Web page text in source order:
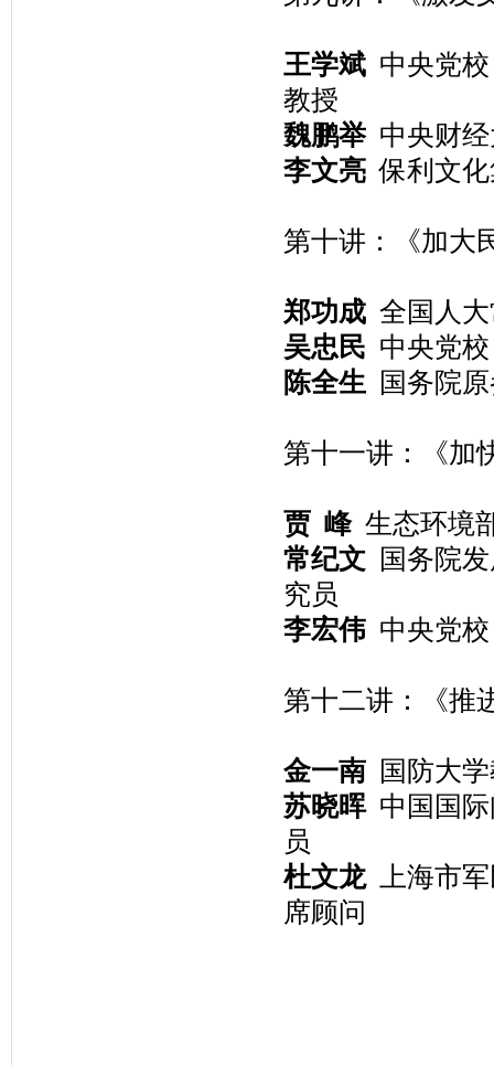
王学斌 中央党
教授
魏鹏举中央财经
李文亮 保利文
第十讲：《加大
郑功成 全国人
吴忠民 中央党
陈全生 国务院
第十一讲：《加
贾 峰生态环境
常纪文 国务院
究员
李宏伟 中央党
第十二讲：《推
金一南 国防大
苏晓晖中国国际
员
杜文龙上海市军
席顾问